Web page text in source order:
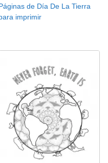
de Día De La Tierra
imprimir